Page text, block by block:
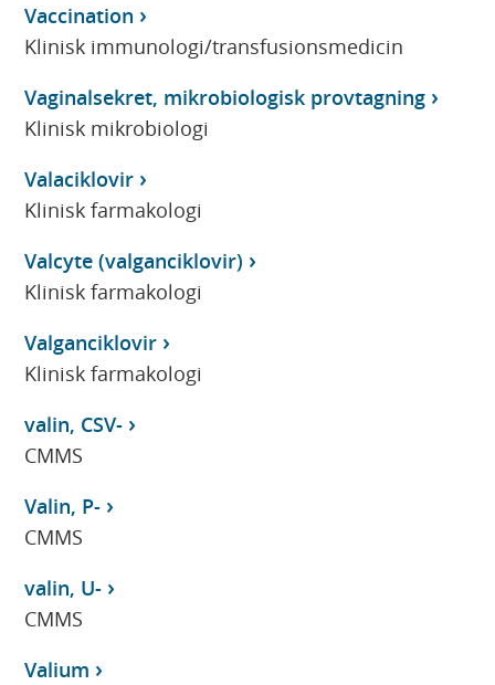
Vaccination
Klinisk immunologi/transfusionsmedicin
Vaginalsekret, mikrobiologisk provtagning
Klinisk mikrobiologi
Valaciklovir
Klinisk farmakologi
Valcyte (valganciklovir)
Klinisk farmakologi
Valganciklovir
Klinisk farmakologi
valin, CSV-
CMMS
Valin, P-
CMMS
valin, U-
CMMS
Valium